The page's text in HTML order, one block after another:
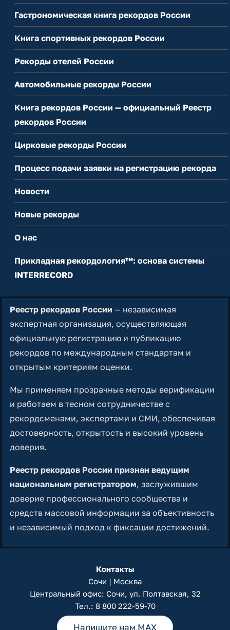
Гастрономическая книга рекордов России
Книга спортивных рекордов России
Рекорды отелей России
Автомобильные рекорды России
Книга рекордов России — официальный Реестр
рекордов России
Цирковые рекорды России
Процесс подачи заявки на регистрацию рекорда
Новости
Новые рекорды
О нас
Прикладная рекордология™: основа системы
INTERRECORD
Реестр рекордов России — независимая
экспертная организация, осуществляющая
официальную регистрацию и публикацию
рекордов по международным стандартам и
открытым критериям оценки.
Мы применяем прозрачные методы верификации
и работаем в тесном сотрудничестве с
рекордсменами, экспертами и СМИ, обеспечивая
достоверность, открытость и высокий уровень
доверия.
Реестр рекордов России признан ведущим
национальным регистратором, заслужившим
доверие профессионального сообщества и
средств массовой информации за объективность
и независимый подход к фиксации достижений.
Контакты
Сочи | Москва
Центральный офис: Сочи, ул. Полтавская, 32
Тел.: 8 800 222-59-70
Напишите нам MAX